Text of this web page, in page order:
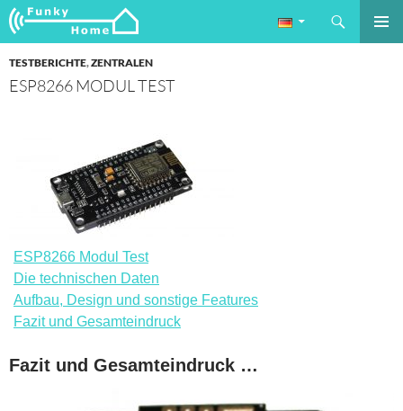
Funkyhome.de Online Magazin
Suchen
ZUM
TESTBERICHTE,ZENTRALEN
ESP8266 MODUL TEST
ESP8266 Modul Test
Die technischen Daten
Aufbau, Design und sonstige Features
Fazit und Gesamteindruck
Fazit und Gesamteindruck …